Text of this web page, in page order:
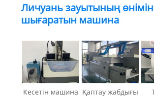
Личуань зауытының өнімін
шығаратын машина
Кесетін машина Қаптау жабдығы